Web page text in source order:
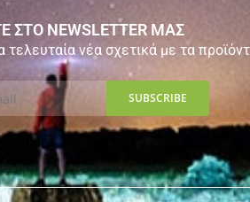
ΣΤΟ NEWSLETTER ΜΑΣ
νέα σχετικά με τα